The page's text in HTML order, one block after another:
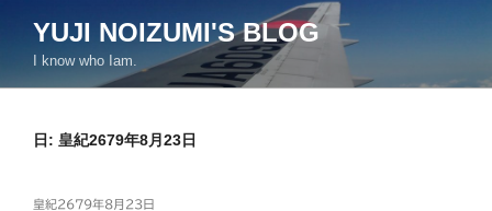
ン
YUJI NOIZUMI'S BLOG
I know who Iam.
日: 皇紀2679年8月23日
投
皇紀2679年8月23日